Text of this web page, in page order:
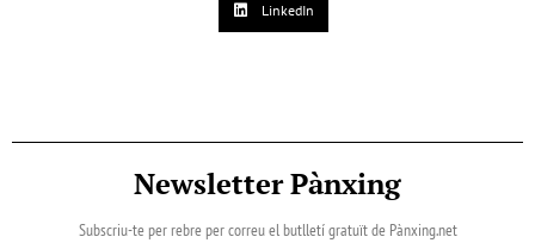
LinkedIn
Newsletter Pànxing
Subscriu-te per rebre per correu el butlletí gratuït de Pànxing.net​